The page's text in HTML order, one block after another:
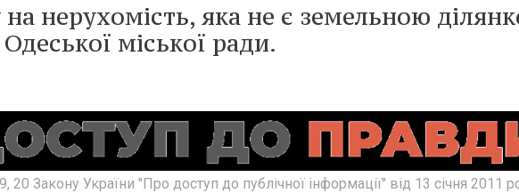
нерухомість, яка не є земельною
міської ради.
20 Закону України "Про доступ до публічної інформації" від 13 січня 2011